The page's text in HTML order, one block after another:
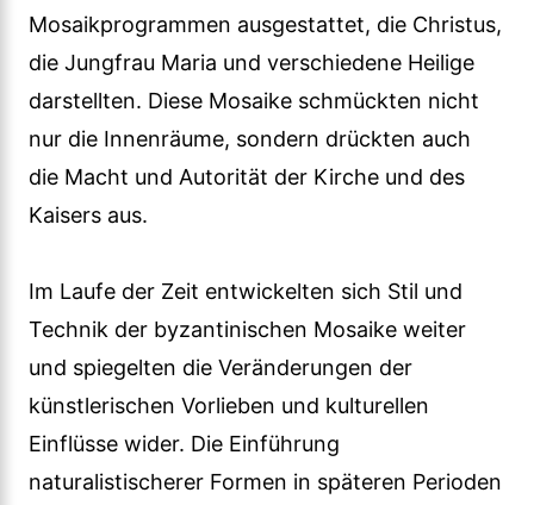
Mosaikprogrammen ausgestattet, die Christus,
die Jungfrau Maria und verschiedene Heilige
darstellten. Diese Mosaike schmückten nicht
nur die Innenräume, sondern drückten auch
die Macht und Autorität der Kirche und des
Kaisers aus.
Im Laufe der Zeit entwickelten sich Stil und
Technik der byzantinischen Mosaike weiter
und spiegelten die Veränderungen der
künstlerischen Vorlieben und kulturellen
Einflüsse wider. Die Einführung
naturalistischerer Formen in späteren Perioden